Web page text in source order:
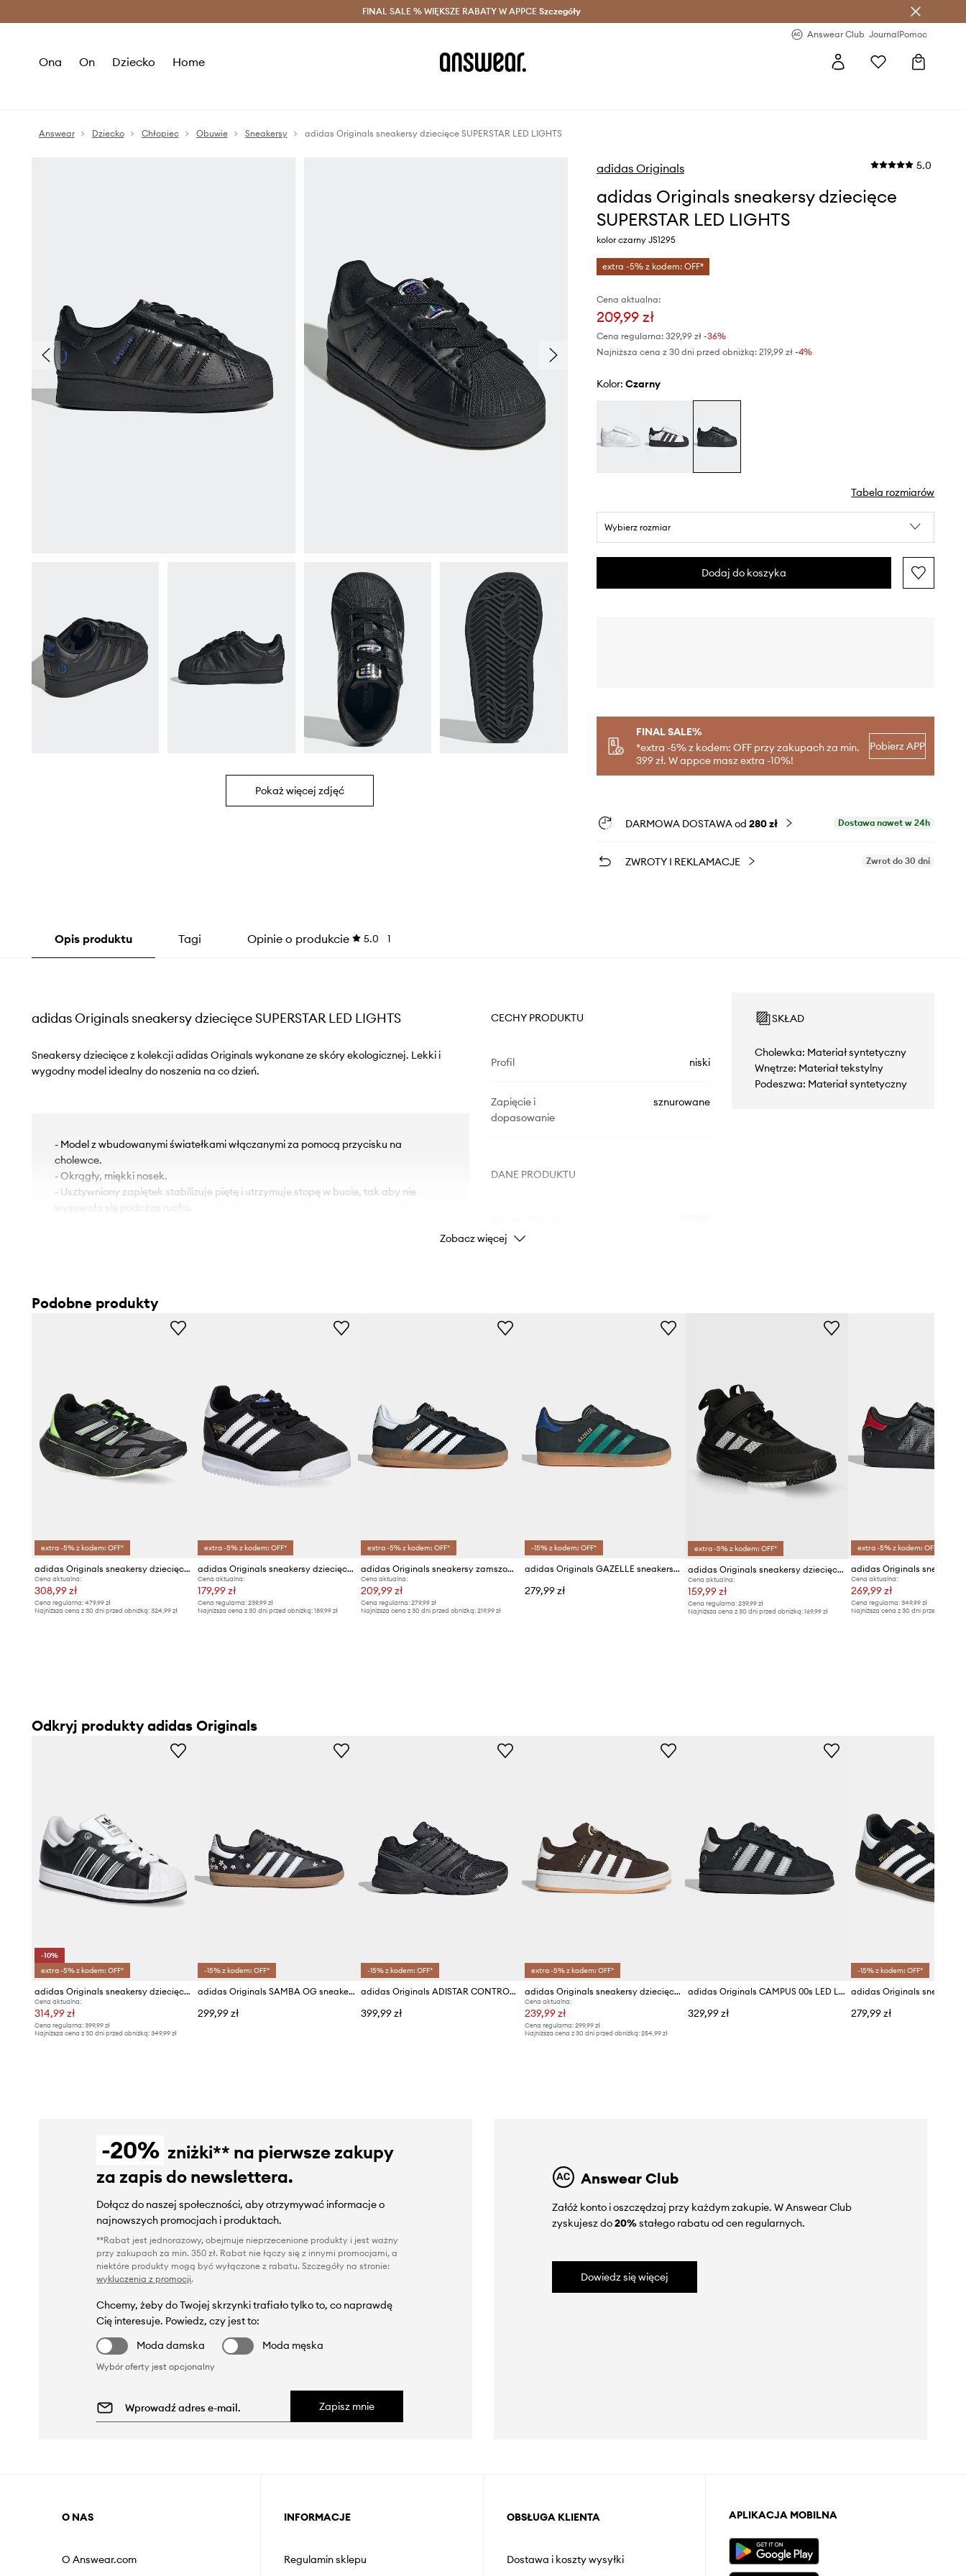
Oszczędzaj z Answear Club > Dostawa nawet w 24h >
FINAL SALE % WIĘKSZE RABATY W APPCE Szczegóły
Answear Club JournalPomoc
Ona On Dziecko Home
Answear Dziecko Chłopiec Obuwie Sneakersy adidas Originals sneakersy dziecięce SUPERSTAR LED LIGHTS
Pokaż więcej zdjęć
adidas Originals 5.0
adidas Originals sneakersy dziecięce
SUPERSTAR LED LIGHTS
kolor czarny JS1295
extra -5% z kodem: OFF*
Cena aktualna:
209,99 zł
Cena regularna: 329,99 zł-36%
Najniższa cena z 30 dni przed obniżką: 219,99 zł -4%
Kolor: czarny
Tabela rozmiarów
Wybierz rozmiar
Dodaj do koszyka
FINAL SALE%
*extra -5% z kodem: OFF przy zakupach za min.
399 zł. W appce masz extra -10%!
Pobierz APP
DARMOWA DOSTAWA od 280 zł Dostawa nawet w 24h
ZWROTY I REKLAMACJE Zwrot do 30 dni
Opis produktu Tagi Opinie o produkcie 5.0 1
adidas Originals sneakersy dziecięce SUPERSTAR LED LIGHTS
Sneakersy dziecięce z kolekcji adidas Originals wykonane ze skóry ekologicznej. Lekki i
wygodny model idealny do noszenia na co dzień.
- Model z wbudowanymi światełkami włączanymi za pomocą przycisku na
cholewce.
- Okrągły, miękki nosek.
- Usztywniony zapiętek stabilizuje piętę i utrzymuje stopę w bucie, tak aby nie
wysuwała się podczas ruchu.
poceniu się stóp. Posiada właściwości antybakteryjne i antygrzybiczne. Chroni
przed przykrymi zapachami i zapewnia dobrą amortyzację.
- Gumowa podeszwa zewnętrzna jest wytrzymała i odporna na uszkodzenia.
CECHY PRODUKTU
Profil niski
Zapięcie i
dopasowanie
sznurowane
DANE PRODUKTU
Producent
SKŁAD
Cholewka: Materiał syntetyczny
Wnętrze: Materiał tekstylny
Podeszwa: Materiał syntetyczny
Zobacz więcej
Podobne produkty
extra -5% z kodem: OFF*
adidas Originals sneakersy dziecięce ADIZERO ARUKU
Cena aktualna:
308,99 zł
Cena regularna: 479,99 zł
Najniższa cena z 30 dni przed obniżką: 324,99 zł
extra -5% z kodem: OFF*
adidas Originals sneakersy dziecięce SL 72 RS
Cena aktualna:
179,99 zł
Cena regularna:239,99 zł
Najniższa cena z 30 dni przed obniżką:189,99 zł
extra -5% z kodem: OFF*
adidas Originals sneakersy zamszowe dziecięce GAZELLE INDOOR
Cena aktualna:
209,99 zł
Cena regularna: 279,99 zł
Najniższa cena z 30 dni przed obniżką: 219,99 zł
-15% z kodem: OFF*
adidas Originals GAZELLE sneakersy dziecięce zamszowe
279,99 zł
extra -5% z kodem: OFF*
adidas Originals sneakersy dziecięce OWNTHEGAME 3.0
Cena aktualna:
159,99 zł
Cena regularna:239,99 zł
Najniższa cena z 30 dni przed obniżką:169,99 zł
extra -5% z kodem: OFF*
Cena aktualna:
269,99 zł
Cena regularna: 349,99 zł
Najniższa cena z 30 dni przed obniżką:
Odkryj produkty adidas Originals
-10%
extra -5% z kodem: OFF*
adidas Originals sneakersy dziecięce SUPERSTAR II
Cena aktualna:
314,99 zł
Cena regularna: 399,99 zł
Najniższa cena z 30 dni przed obniżką: 349,99 zł
-15% z kodem: OFF*
adidas Originals SAMBA OG sneakersy dziecięce skórzane
299,99 zł
-15% z kodem: OFF*
adidas Originals ADISTAR CONTROL 5 sneakersy dziecięce
399,99 zł
extra -5% z kodem: OFF*
adidas Originals sneakersy dziecięce CAMPUS 00s
Cena aktualna:
239,99 zł
Cena regularna: 299,99 zł
Najniższa cena z 30 dni przed obniżką: 254,99 zł
adidas Originals CAMPUS 00s LED LIGH sneakersy dziecięce
329,99 zł
-15% z kodem: OFF*
279,99 zł
-20% zniżki** na pierwsze zakupy
za zapis do newslettera.
Dołącz do naszej społeczności, aby otrzymywać informacje o
najnowszych promocjach i produktach.
**Rabat jest jednorazowy, obejmuje nieprzecenione produkty i jest ważny
przy zakupach za min. 350 zł. Rabat nie łączy się z innymi promocjami, a
niektóre produkty mogą być wyłączone z rabatu. Szczegóły na stronie:
wykluczenia z promocji.
Chcemy, żeby do Twojej skrzynki trafiało tylko to, co naprawdę
Cię interesuje. Powiedz, czy jest to:
Moda damska
Moda męska
Wybór oferty jest opcjonalny
Zapisz mnie
Answear Club
Załóż konto i oszczędzaj przy każdym zakupie. W Answear Club
zyskujesz do20%stałego rabatu od cen regularnych.
Dowiedz się więcej
O NAS
O Answear.com
INFORMACJE
Regulamin sklepu
OBSŁUGA KLIENTA
Dostawa i koszty wysyłki
APLIKACJA MOBILNA